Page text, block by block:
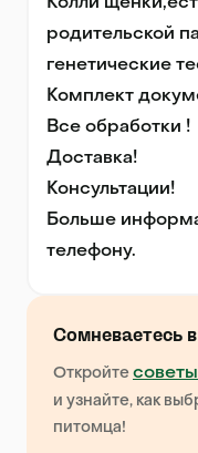
родительской
генетические
Комплект
Все обработки !
Доставка!
Консультации!
Больше
телефону.
Сомневаетесь
Откройте советы
и узнайте, как
питомца!